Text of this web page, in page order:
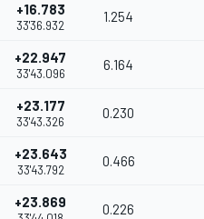
+16.783
33'36.932
1.254
+22.947
33'43.096
6.164
+23.177
33'43.326
0.230
+23.643
33'43.792
0.466
+23.869 0.226